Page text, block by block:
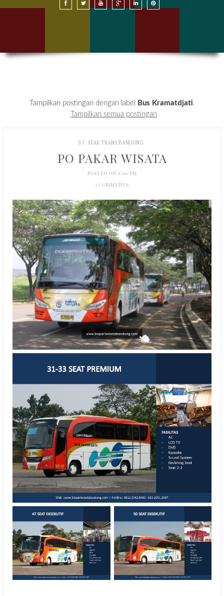
SEWA BUS DI BANDUNG
Tampilkan postingan dengan label Bus Kramatdjati.
Tampilkan semua postingan
BY STAR TRANS BANDUNG
PO PAKAR WISATA
POSTED ON 6:00 PM
1 COMMENTS